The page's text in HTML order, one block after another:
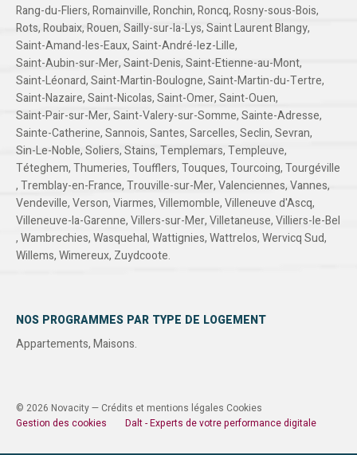
Rang-du-Fliers,Romainville,Ronchin,Roncq,Rosny-sous-Bois,
Rots,Roubaix,Rouen,Sailly-sur-la-Lys,Saint Laurent Blangy,
Saint-Amand-les-Eaux,Saint-André-lez-Lille,
Saint-Aubin-sur-Mer,Saint-Denis,Saint-Etienne-au-Mont,
Saint-Léonard,Saint-Martin-Boulogne,Saint-Martin-du-Tertre,
Saint-Nazaire,Saint-Nicolas,Saint-Omer,Saint-Ouen,
Saint-Pair-sur-Mer,Saint-Valery-sur-Somme,Sainte-Adresse,
Sainte-Catherine,Sannois,Santes,Sarcelles,Seclin,Sevran,
Sin-Le-Noble,Soliers,Stains,Templemars,Templeuve,
Téteghem,Thumeries,Toufflers,Touques,Tourcoing,Tourgéville
,Tremblay-en-France,Trouville-sur-Mer,Valenciennes,Vannes,
Vendeville,Verson,Viarmes,Villemomble,Villeneuve d'Ascq,
Villeneuve-la-Garenne,Villers-sur-Mer,Villetaneuse,Villiers-le-Bel
,Wambrechies,Wasquehal,Wattignies,Wattrelos,Wervicq Sud,
Willems,Wimereux, Zuydcoote.
NOS PROGRAMMES PAR TYPE DE LOGEMENT
Appartements,Maisons.
© 2026 Novacity — Crédits et mentions légales Cookies
Gestion des cookies
Dalt - Experts de votre performance digitale